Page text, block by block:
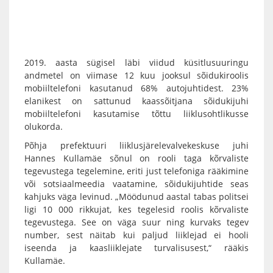
2019. aasta sügisel läbi viidud küsitlusuuringu
andmetel on viimase 12 kuu jooksul sõidukiroolis
mobiiltelefoni kasutanud 68% autojuhtidest. 23%
elanikest on sattunud kaassõitjana sõidukijuhi
mobiiltelefoni kasutamise tõttu liiklusohtlikusse
olukorda.
Põhja prefektuuri liiklusjärelevalvekeskuse juhi
Hannes Kullamäe sõnul on rooli taga kõrvaliste
tegevustega tegelemine, eriti just telefoniga rääkimine
või sotsiaalmeedia vaatamine, sõidukijuhtide seas
kahjuks väga levinud. „Möödunud aastal tabas politsei
ligi 10 000 rikkujat, kes tegelesid roolis kõrvaliste
tegevustega. See on väga suur ning kurvaks tegev
number, sest näitab kui paljud liiklejad ei hooli
iseenda ja kaasliiklejate turvalisusest,“ rääkis
Kullamäe.